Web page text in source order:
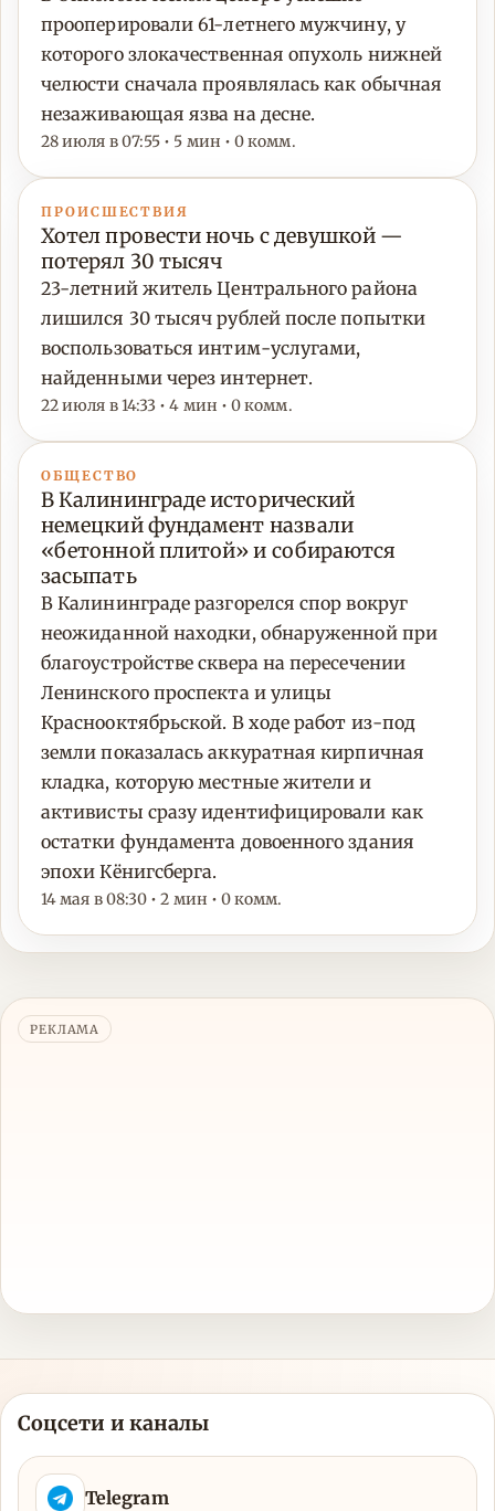
прооперировали 61-летнего мужчину, у
которого злокачественная опухоль нижней
челюсти сначала проявлялась как обычная
незаживающая язва на десне.
28 июля в 07:55 • 5 мин • 0 комм.
ПРОИСШЕСТВИЯ
Хотел провести ночь с девушкой —
потерял 30 тысяч
23-летний житель Центрального района
лишился 30 тысяч рублей после попытки
воспользоваться интим-услугами,
найденными через интернет.
22 июля в 14:33 • 4 мин • 0 комм.
ОБЩЕСТВО
В Калининграде исторический
немецкий фундамент назвали
«бетонной плитой» и собираются
засыпать
В Калининграде разгорелся спор вокруг
неожиданной находки, обнаруженной при
благоустройстве сквера на пересечении
Ленинского проспекта и улицы
Краснооктябрьской. В ходе работ из-под
земли показалась аккуратная кирпичная
кладка, которую местные жители и
активисты сразу идентифицировали как
остатки фундамента довоенного здания
эпохи Кёнигсберга.
14 мая в 08:30 • 2 мин • 0 комм.
РЕКЛАМА
Соцсети и каналы
Telegram